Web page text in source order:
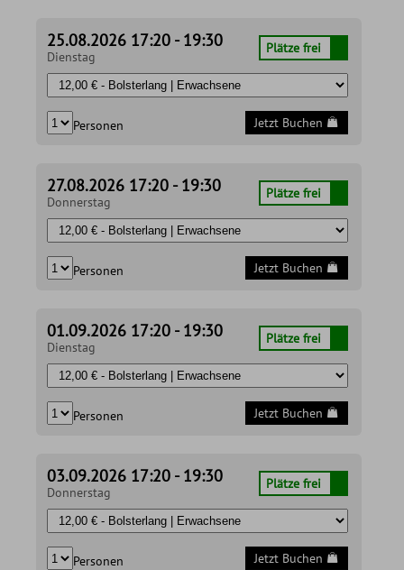
25.08.2026 17:20 - 19:30
Dienstag
Plätze frei
Personen Jetzt Buchen
27.08.2026 17:20 - 19:30
Donnerstag
Plätze frei
Personen Jetzt Buchen
01.09.2026 17:20 - 19:30
Dienstag
Plätze frei
Personen Jetzt Buchen
03.09.2026 17:20 - 19:30
Donnerstag
Plätze frei
Personen Jetzt Buchen